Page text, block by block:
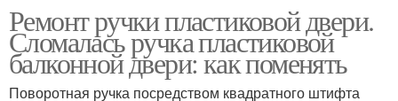
Ремонт ручки пластиковой двери.
Сломалась ручка пластиковой
балконной двери: как поменять
Поворотная ручка посредством квадратного штифта